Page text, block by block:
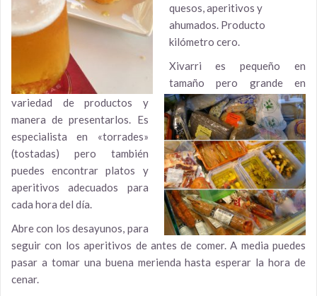
quesos, aperitivos y
ahumados. Producto
kilómetro cero.
Xivarri es pequeño en
tamaño pero grande en
variedad de productos y
manera de presentarlos. Es
especialista en «torrades»
(tostadas) pero también
puedes encontrar platos y
aperitivos adecuados para
cada hora del día.
Abre con los desayunos, para
seguir con los aperitivos de antes de comer. A media puedes
pasar a tomar una buena merienda hasta esperar la hora de
cenar.